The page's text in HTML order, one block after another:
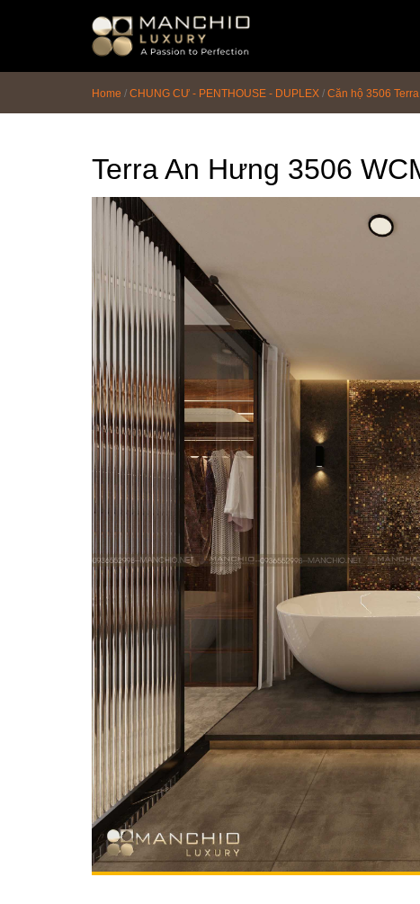
Home / CHUNG CƯ - PENTHOUSE - DUPLEX / Căn hộ 3506
Terra An Hưng 3506